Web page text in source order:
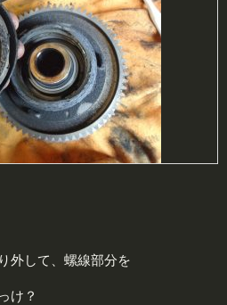
外して、螺線部分を
け？